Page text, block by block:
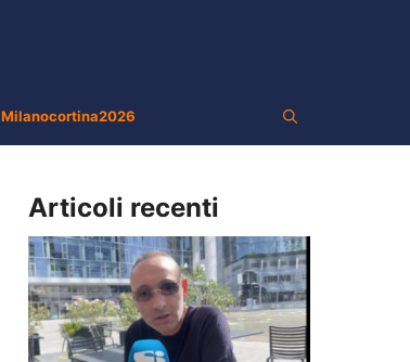
Milanocortina2026
Articoli recenti